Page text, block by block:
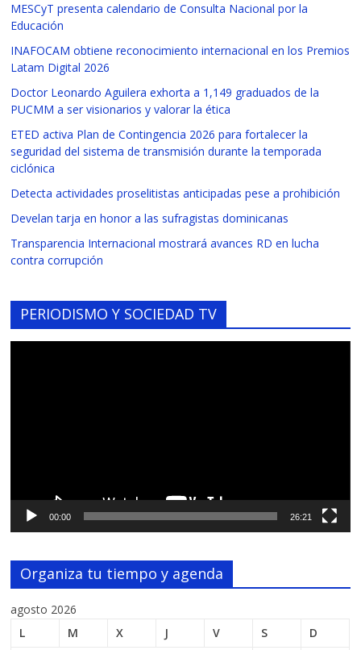
MESCyT presenta calendario de Consulta Nacional por la
Educación
INAFOCAM obtiene reconocimiento internacional en los Premios
Latam Digital 2026
Doctor Leonardo Aguilera exhorta a 1,149 graduados de la
PUCMM a ser visionarios y valorar la ética
ETED activa Plan de Contingencia 2026 para fortalecer la
seguridad del sistema de transmisión durante la temporada
ciclónica
Detecta actividades proselitistas anticipadas pese a prohibición
Develan tarja en honor a las sufragistas dominicanas
Transparencia Internacional mostrará avances RD en lucha
contra corrupción
PERIODISMO Y SOCIEDAD TV
00:00 26:21
Organiza tu tiempo y agenda
agosto 2026
L
M X J V S D